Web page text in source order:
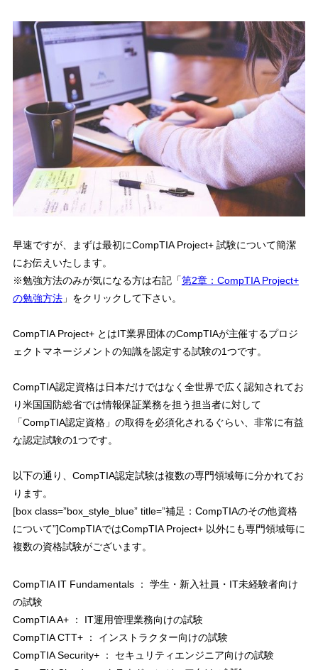
早速ですが、まずは最初にCompTIA Project+ 試験について簡潔
にお伝えいたします。
※勉強方法のみが気になる方は右記「第2章：CompTIA Project+
の勉強方法」をクリックして下さい。
CompTIA Project+ とはIT業界団体のCompTIAが主催するプロジ
ェクトマネージメントの知識を認定する試験の1つです。
CompTIA認定資格は日本だけではなく全世界で広く認知されてお
り米国国防総省では情報保証業務を担う担当者に対して
「CompTIA認定資格」の取得を必須化されるぐらい、非常に有益
な認定試験の1つです。
以下の通り、CompTIA認定試験は複数の専門領域毎に分かれてお
ります。
[box class=”box_style_blue” title=”補足：CompTIAのその他資格
について”]CompTIAではCompTIA Project+ 以外にも専門領域毎に
複数の資格試験がございます。
CompTIA IT Fundamentals ： 学生・新入社員・IT未経験者向け
の試験
CompTIA A+ ： IT運用管理業務向けの試験
CompTIA CTT+ ： インストラクター向けの試験
CompTIA Security+ ： セキュリティエンジニア向けの試験